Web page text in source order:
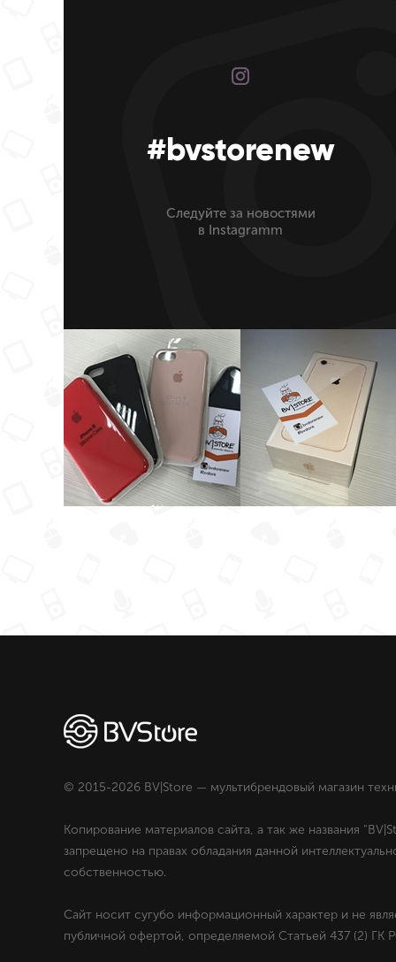
#bvstorenew
Следуйте за новостями
в Instagramm
© 2015-2026 BV|Store — мультибрендовый магазин
Копирование материалов сайта, а так же названия
запрещено на правах обладания данной
собственностью.
Сайт носит сугубо информационный характер и не
публичной офертой, определяемой Статьей 437 (2) ГК